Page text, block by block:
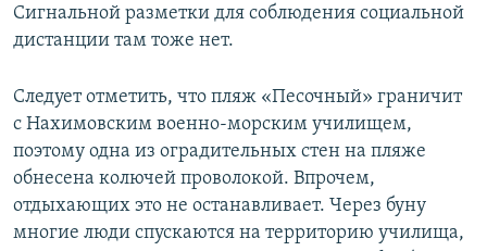
Сигнальной разметки для соблюдения социальной
дистанции там тоже нет.
Следует отметить, что пляж «Песочный» граничит
с Нахимовским военно-морским училищем,
поэтому одна из оградительных стен на пляже
обнесена колючей проволокой. Впрочем,
отдыхающих это не останавливает. Через буну
многие люди спускаются на территорию училища,